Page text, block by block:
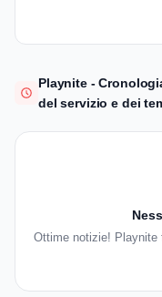
Playnite -
del servizio e dei
Ottime notizie! Playnite